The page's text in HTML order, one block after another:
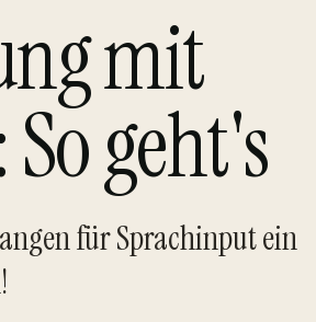
mit
geht's
für Sprachinput ein